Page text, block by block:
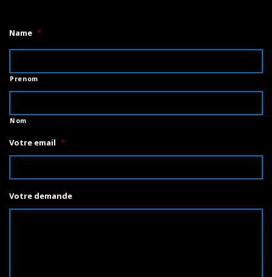
Name *
Prenom
Nom
Votre email *
Votre demande